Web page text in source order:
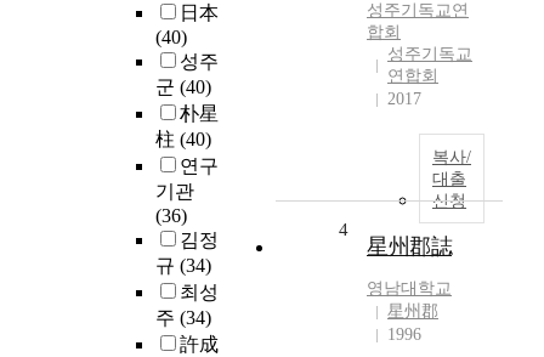
日本
(40)
성주
군 (40)
朴星
柱 (40)
연구
기관
(36)
김정
규 (34)
최성
주 (34)
許成
성주기독교연
합회
성주기독교
연합회
2017
복사/
대출
신청
4
星州郡誌
영남대학교
星州郡
1996